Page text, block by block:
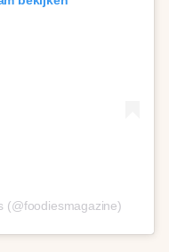
(@foodiesmagazine)